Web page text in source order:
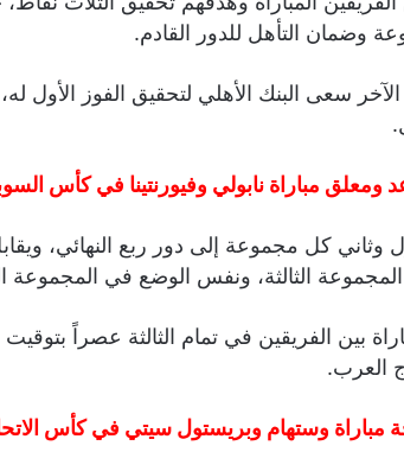
وضمان التأهل للدور القادم.
سعى البنك الأهلي لتحقيق الفوز
ومعلق مباراة نابولي وفيورنتينا في كأس
وثاني كل مجموعة إلى دور ربع النهائي،
الثالثة، ونفس الوضع في المجموعة
بين الفريقين في تمام الثالثة عصراً
العرب.
مباراة وستهام وبريستول سيتي في كأس الاتحاد